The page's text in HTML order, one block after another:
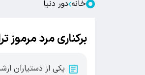
خانه دور دنیا
برکناری مرد مرموز
یکی از دستیاران